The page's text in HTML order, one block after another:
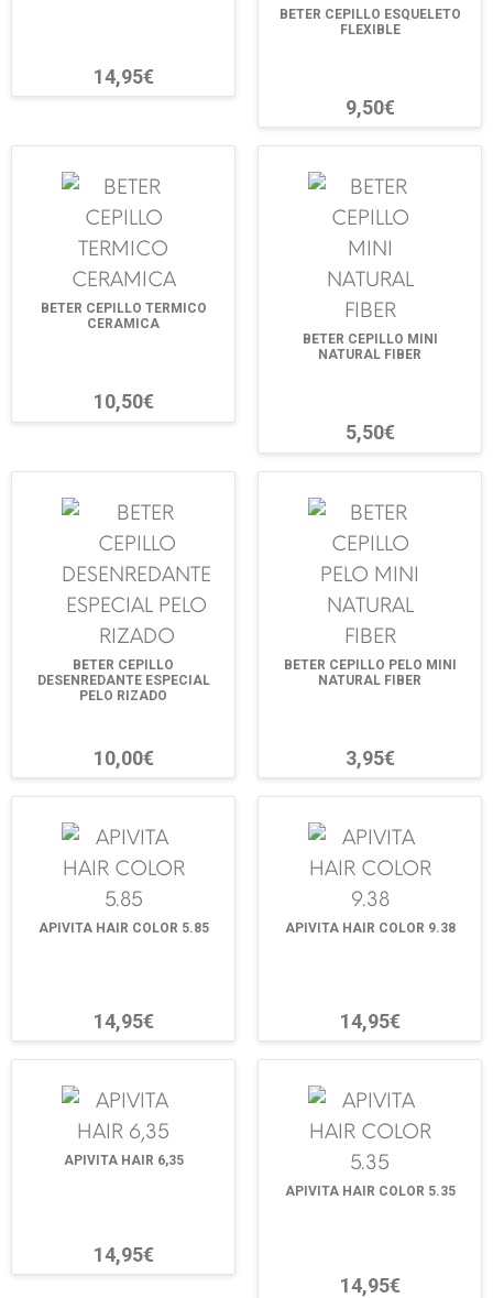
14,95€
BETER CEPILLO ESQUELETO
FLEXIBLE
9,50€
BETER CEPILLO TERMICO
CERAMICA
10,50€
BETER CEPILLO MINI
NATURAL FIBER
5,50€
BETER CEPILLO
DESENREDANTE ESPECIAL
PELO RIZADO
10,00€
BETER CEPILLO PELO MINI
NATURAL FIBER
3,95€
APIVITA HAIR COLOR 5.85
14,95€
APIVITA HAIR COLOR 9.38
14,95€
APIVITA HAIR 6,35
14,95€
APIVITA HAIR COLOR 5.35
14,95€